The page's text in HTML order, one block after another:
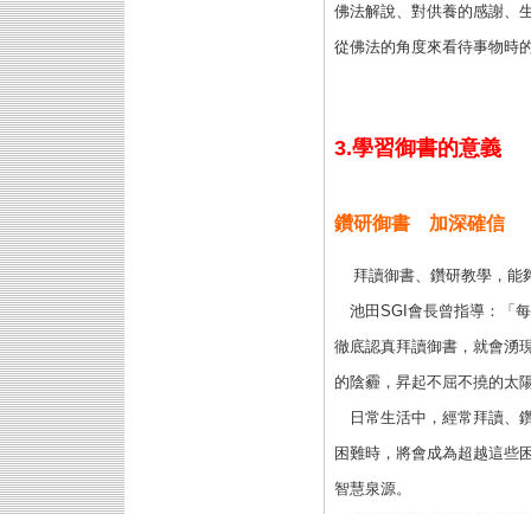
佛法解說、對供養的感謝、
從佛法的角度來看待事物時
3.學習御書的意義
鑽研御書 加深確信
拜讀御書、鑽研教學，能
池田SGI會長曾指導：「
徹底認真拜讀御書，就會湧
的陰霾，昇起不屈不撓的太
日常生活中，經常拜讀、
困難時，將會成為超越這些
智慧泉源。